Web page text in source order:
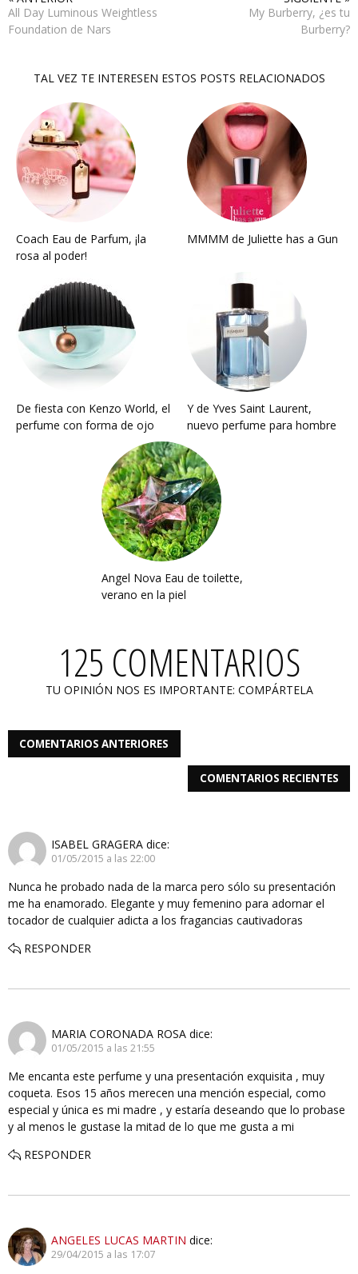
All Day Luminous Weightless
Foundation de Nars
My Burberry, ¿es tu
Burberry?
TAL VEZ TE INTERESEN ESTOS POSTS RELACIONADOS
Coach Eau de Parfum, ¡la
rosa al poder!
MMMM de Juliette has a Gun
De fiesta con Kenzo World, el
perfume con forma de ojo
Y de Yves Saint Laurent,
nuevo perfume para hombre
Angel Nova Eau de toilette,
verano en la piel
125 COMENTARIOS
TU OPINIÓN NOS ES IMPORTANTE: COMPÁRTELA
COMENTARIOS ANTERIORES
COMENTARIOS RECIENTES
ISABEL GRAGERA dice:
01/05/2015 a las 22:00
Nunca he probado nada de la marca pero sólo su presentación
me ha enamorado. Elegante y muy femenino para adornar el
tocador de cualquier adicta a los fragancias cautivadoras
RESPONDER
MARIA CORONADA ROSA dice:
01/05/2015 a las 21:55
Me encanta este perfume y una presentación exquisita , muy
coqueta. Esos 15 años merecen una mención especial, como
especial y única es mi madre , y estaría deseando que lo probase
y al menos le gustase la mitad de lo que me gusta a mi
RESPONDER
ANGELES LUCAS MARTIN dice:
29/04/2015 a las 17:07